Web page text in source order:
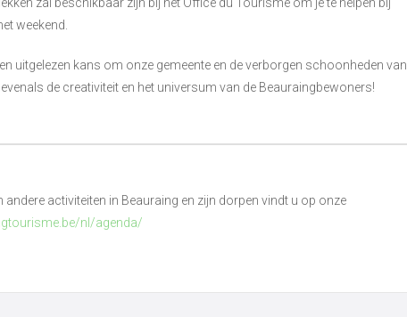
weekend.
uitgelezen kans om onze gemeente en de verborgen schoonheden van
de creativiteit en het universum van de Beauraingbewoners!
activiteiten in Beauraing en zijn dorpen vindt u op onze
nl/agenda/